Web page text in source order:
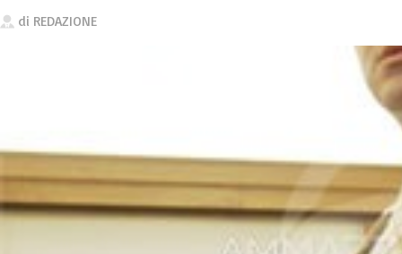
di REDAZIONE